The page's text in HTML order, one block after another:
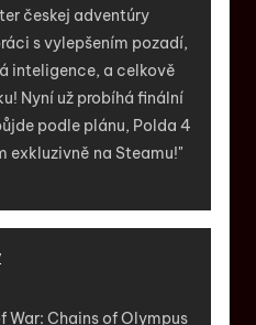
českej adventúry
s vylepšením pozadí,
inteligence, a celkově
Nyní už probíhá finální
podle plánu, Polda 4
exkluzivně na Steamu!"
War: Chains of Olympus